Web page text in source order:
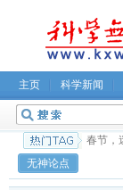
主页 科学新闻
春节，
无神论点